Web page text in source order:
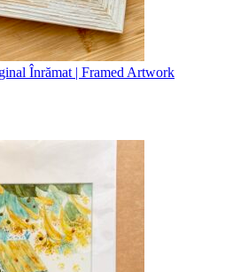
Înrămat | Framed Artwork